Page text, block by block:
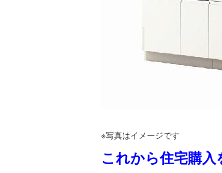
※写真はイメージです
これから住宅購